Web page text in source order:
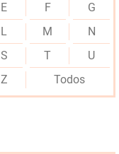
E F
G
L M
N
S T
U
Z Todos